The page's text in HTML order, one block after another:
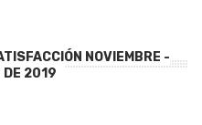
NOVIEMBRE -
DE 2019